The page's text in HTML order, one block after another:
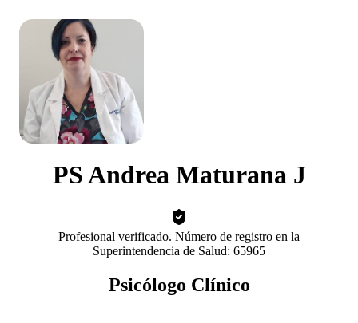
PS Andrea Maturana J
Profesional verificado. Número de registro en la
Superintendencia de Salud: 65965
Psicólogo Clínico